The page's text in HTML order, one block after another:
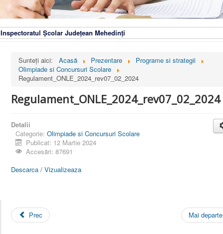
Inspectoratul Școlar Județean Mehedinți
Sunteți aici: Acasă Prezentare
Programe si strategii
Olimpiade si Concursuri Scolare
Regulament_ONLE_2024_rev07_02_2024
Regulament_ONLE_2024_rev07_02_2024
Detalii
Categorie: Olimpiade si Concursuri Scolare
Publicat: 12 Martie 2024
Accesări: 87691
Descarca / Vizualizeaza
Prec Mai departe